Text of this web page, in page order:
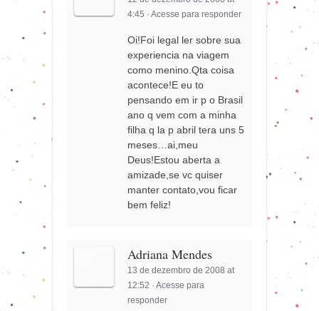
4:45 ·Acesse para responder
Oi!Foi legal ler sobre sua
experiencia na viagem
como menino.Qta coisa
acontece!E eu to
pensando em ir p o Brasil
ano q vem com a minha
filha q la p abril tera uns 5
meses…ai,meu
Deus!Estou aberta a
amizade,se vc quiser
manter contato,vou ficar
bem feliz!
Adriana Mendes
13 de dezembro de 2008 at
12:52 ·Acesse para
responder